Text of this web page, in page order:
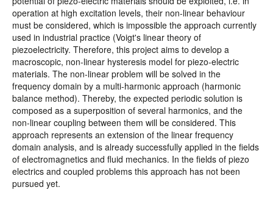
operation at high excitation levels, their non-linear behaviour
must be considered, which is impossible the approach currently
used in industrial practice (Voigt's linear theory of
piezoelectricity. Therefore, this project aims to develop a
macroscopic, non-linear hysteresis model for piezo-electric
materials. The non-linear problem will be solved in the
frequency domain by a multi-harmonic approach (harmonic
balance method). Thereby, the expected periodic solution is
composed as a superposition of several harmonics, and the
non-linear coupling between them will be considered. This
approach represents an extension of the linear frequency
domain analysis, and is already successfully applied in the fields
of electromagnetics and fluid mechanics. In the fields of piezo
electrics and coupled problems this approach has not been
pursued yet.